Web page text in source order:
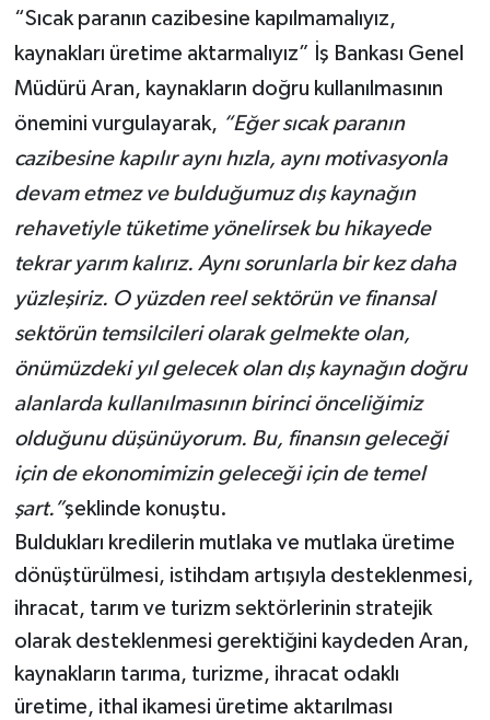
“Sıcak paranın cazibesine kapılmamalıyız,
kaynakları üretime aktarmalıyız” İş Bankası Genel
Müdürü Aran, kaynakların doğru kullanılmasının
önemini vurgulayarak, “Eğer sıcak paranın
cazibesine kapılır aynı hızla, aynı motivasyonla
devam etmez ve bulduğumuz dış kaynağın
rehavetiyle tüketime yönelirsek bu hikayede
tekrar yarım kalırız. Aynı sorunlarla bir kez daha
yüzleşiriz. O yüzden reel sektörün ve finansal
sektörün temsilcileri olarak gelmekte olan,
önümüzdeki yıl gelecek olan dış kaynağın doğru
alanlarda kullanılmasının birinci önceliğimiz
olduğunu düşünüyorum. Bu, finansın geleceği
için de ekonomimizin geleceği için de temel
şart.”şeklinde konuştu.
Buldukları kredilerin mutlaka ve mutlaka üretime
dönüştürülmesi, istihdam artışıyla desteklenmesi,
ihracat, tarım ve turizm sektörlerinin stratejik
olarak desteklenmesi gerektiğini kaydeden Aran,
kaynakların tarıma, turizme, ihracat odaklı
üretime, ithal ikamesi üretime aktarılması